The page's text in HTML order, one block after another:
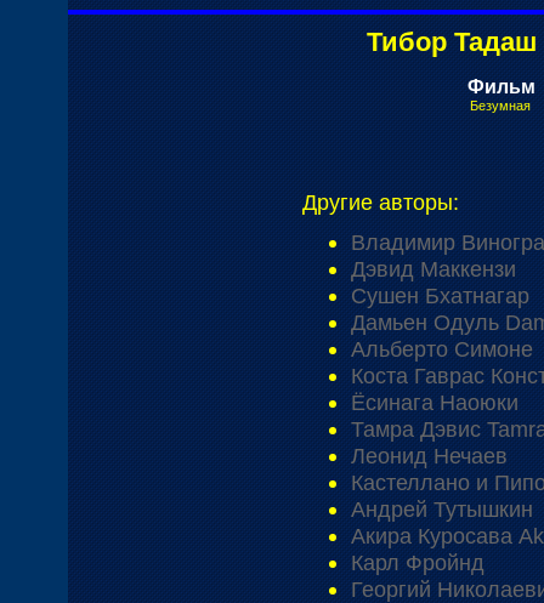
Тибор
Фильм
Безумная
Другие авторы:
Владимир
Дэвид Маккензи
Сушен Бхатнагар
Дамьен Одуль
Альберто Симоне
Коста Гаврас
Ёсинага Наоюки
Тамра Дэвис
Леонид Нечаев
Кастеллано и
Андрей Тутышкин
Акира Куросава
Карл Фройнд
Георгий